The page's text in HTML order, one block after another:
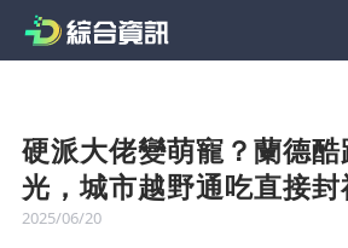
硬派大佬變萌寵？蘭德
光，城市越野通吃直接封
2025/06/20